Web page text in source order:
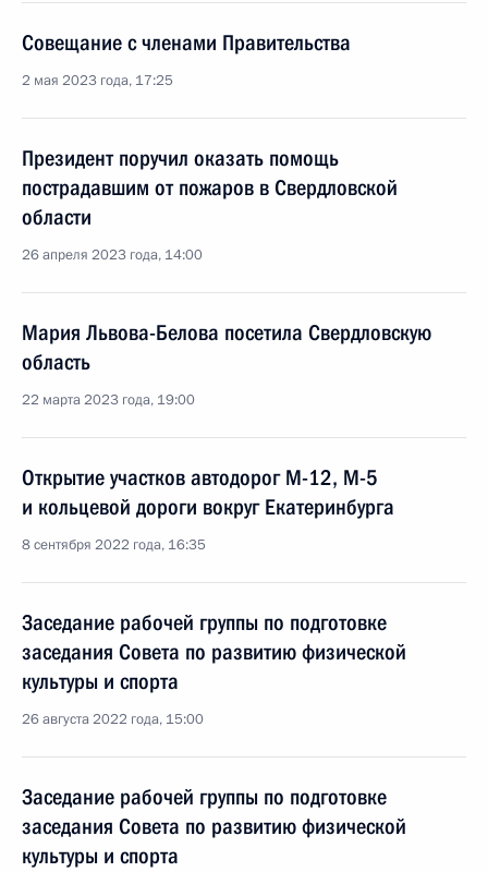
Совещание с членами Правительства
2 мая 2023 года, 17:25
Президент поручил оказать помощь
пострадавшим от пожаров в Свердловской
области
26 апреля 2023 года, 14:00
Мария Львова-Белова посетила Свердловскую
область
22 марта 2023 года, 19:00
Открытие участков автодорог М-12, М-5
и кольцевой дороги вокруг Екатеринбурга
8 сентября 2022 года, 16:35
Заседание рабочей группы по подготовке
заседания Совета по развитию физической
культуры и спорта
26 августа 2022 года, 15:00
Заседание рабочей группы по подготовке
заседания Совета по развитию физической
культуры и спорта